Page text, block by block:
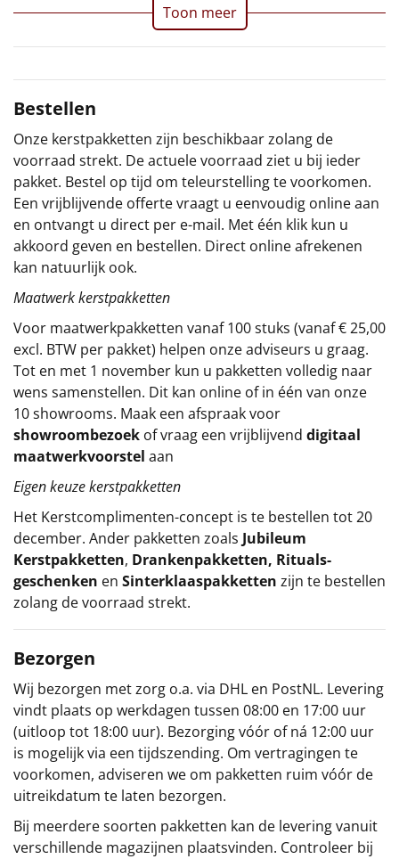
Doe het zelf
Particulier
Kerstgeschenken 2026
Relatiegeschenken
Cadeaubon
Per stuk
Alle overige
Toon meer
Bestellen
Onze kerstpakketten zijn beschikbaar zolang de
voorraad strekt. De actuele voorraad ziet u bij ieder
pakket. Bestel op tijd om teleurstelling te voorkomen.
Een vrijblijvende offerte vraagt u eenvoudig online aan
en ontvangt u direct per e-mail. Met één klik kun u
akkoord geven en bestellen. Direct online afrekenen
kan natuurlijk ook.
Maatwerk kerstpakketten
Voor maatwerkpakketten vanaf 100 stuks (vanaf € 25,00
excl. BTW per pakket) helpen onze adviseurs u graag.
Tot en met 1 november kun u pakketten volledig naar
wens samenstellen. Dit kan online of in één van onze
10 showrooms. Maak een afspraak voor
showroombezoek of vraag een vrijblijvend digitaal
maatwerkvoorstel aan
Eigen keuze kerstpakketten
Het Kerstcomplimenten-concept is te bestellen tot 20
december. Ander pakketten zoals Jubileum
Kerstpakketten, Drankenpakketten, Rituals-
geschenken en Sinterklaaspakketten zijn te bestellen
zolang de voorraad strekt.
Bezorgen
Wij bezorgen met zorg o.a. via DHL en PostNL. Levering
vindt plaats op werkdagen tussen 08:00 en 17:00 uur
(uitloop tot 18:00 uur). Bezorging vóór of ná 12:00 uur
is mogelijk via een tijdszending. Om vertragingen te
voorkomen, adviseren we om pakketten ruim vóór de
uitreikdatum te laten bezorgen.
Bij meerdere soorten pakketten kan de levering vanuit
verschillende magazijnen plaatsvinden. Controleer bij